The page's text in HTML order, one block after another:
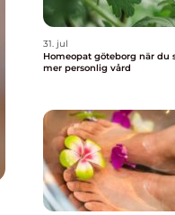
31. jul
Homeopat göteborg när du söker en
mer personlig vård